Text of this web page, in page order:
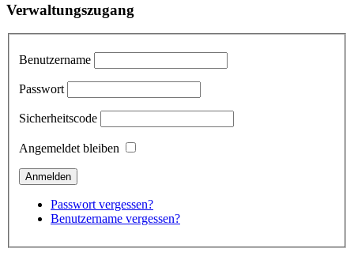
Verwaltungszugang
Benutzername
Passwort
Sicherheitscode
Angemeldet bleiben
Passwort vergessen?
Benutzername vergessen?